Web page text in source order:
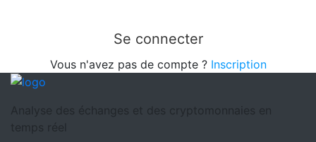
Se connecter
Vous n'avez pas de compte ? Inscription
Analyse des échanges et des cryptomonnaies en
temps réel